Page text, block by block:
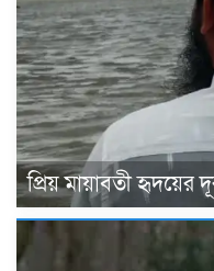
প্রিয় মায়াবতী হৃদয়ের